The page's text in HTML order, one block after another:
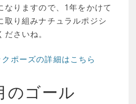
なりますので、1年をかけて
取り組みナチュラルポジシ
さいね。
ポーズの詳細はこちら
のゴール